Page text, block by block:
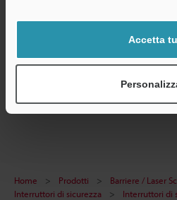
Accetta
CAD / CAE
Interruttori di sicurezza
Home Prodotti
Barriere / Laser
Interruttori di sicurezza
Interruttori di